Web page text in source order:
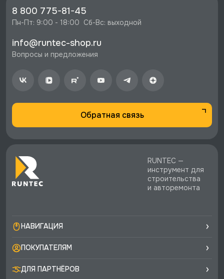
удлинителями, GARWIN PRO, 606621-19 со
скидкой - 96011 руб.
Петербурге и по РФ, если она меньше 10%
стоимости заказа.
экспертная поддержка.
8 800 775-81-45
Пн-Пт: 9:00 - 18:00  Сб-Вс: выходной
info@runtec-shop.ru
Вопросы и предложения
Обратная связь
RUNTEC —
инструмент для
строительства
и авторемонта
НАВИГАЦИЯ
ПОКУПАТЕЛЯМ
ДЛЯ ПАРТНЁРОВ